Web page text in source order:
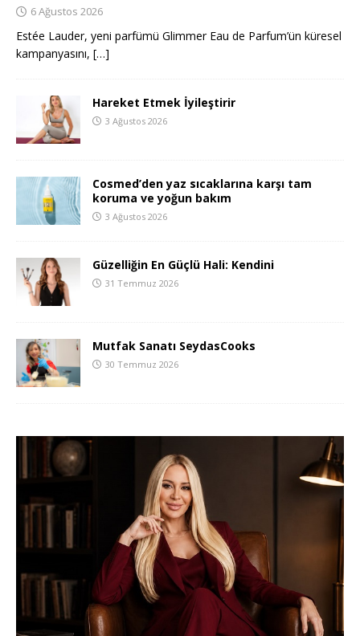
6 Ağustos 2026
Estée Lauder, yeni parfümü Glimmer Eau de Parfum’ün küresel
kampanyasını, […]
Hareket Etmek İyileştirir
3 Ağustos 2026
Cosmed’den yaz sıcaklarına karşı tam
koruma ve yoğun bakım
3 Ağustos 2026
Güzelliğin En Güçlü Hali: Kendini
31 Temmuz 2026
Mutfak Sanatı SeydasCooks
30 Temmuz 2026